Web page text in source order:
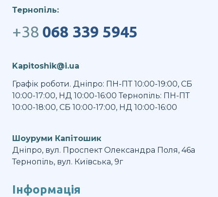
Тернопіль:
+38 068 339 5945
Kapitoshik@i.ua
Графік роботи. Дніпро: ПН-ПТ 10:00-19:00, СБ
10:00-17:00, НД 10:00-16:00 Тернопіль: ПН-ПТ
10:00-18:00, СБ 10:00-17:00, НД 10:00-16:00
Шоуруми Капітошик
Дніпро, вул. Проспект Олександра Поля, 46а
Тернопіль, вул. Київська, 9г
Інформація